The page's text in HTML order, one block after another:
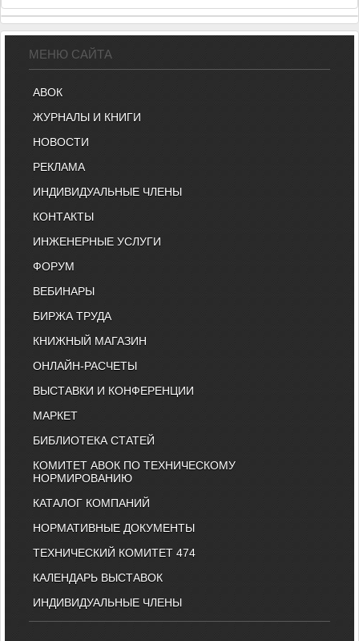
МЕНЮ САЙТА
АВОК
ЖУРНАЛЫ И КНИГИ
НОВОСТИ
РЕКЛАМА
ИНДИВИДУАЛЬНЫЕ ЧЛЕНЫ
КОНТАКТЫ
ИНЖЕНЕРНЫЕ УСЛУГИ
ФОРУМ
ВЕБИНАРЫ
БИРЖА ТРУДА
КНИЖНЫЙ МАГАЗИН
ОНЛАЙН-РАСЧЕТЫ
ВЫСТАВКИ И КОНФЕРЕНЦИИ
МАРКЕТ
БИБЛИОТЕКА СТАТЕЙ
КОМИТЕТ АВОК ПО ТЕХНИЧЕСКОМУ
НОРМИРОВАНИЮ
КАТАЛОГ КОМПАНИЙ
НОРМАТИВНЫЕ ДОКУМЕНТЫ
ТЕХНИЧЕСКИЙ КОМИТЕТ 474
КАЛЕНДАРЬ ВЫСТАВОК
ИНДИВИДУАЛЬНЫЕ ЧЛЕНЫ